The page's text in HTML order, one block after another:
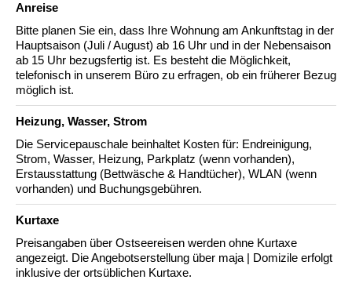
Anreise
Bitte planen Sie ein, dass Ihre Wohnung am Ankunftstag in der
Hauptsaison (Juli / August) ab 16 Uhr und in der Nebensaison
ab 15 Uhr bezugsfertig ist. Es besteht die Möglichkeit,
telefonisch in unserem Büro zu erfragen, ob ein früherer Bezug
möglich ist.
Heizung, Wasser, Strom
Die Servicepauschale beinhaltet Kosten für: Endreinigung,
Strom, Wasser, Heizung, Parkplatz (wenn vorhanden),
Erstausstattung (Bettwäsche & Handtücher), WLAN (wenn
vorhanden) und Buchungsgebühren.
Kurtaxe
Preisangaben über Ostseereisen werden ohne Kurtaxe
angezeigt. Die Angebotserstellung über maja | Domizile erfolgt
inklusive der ortsüblichen Kurtaxe.